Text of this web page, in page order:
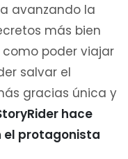
avanzando la
más bien
poder viajar
salvar el
gracias única y
hace
el protagonista